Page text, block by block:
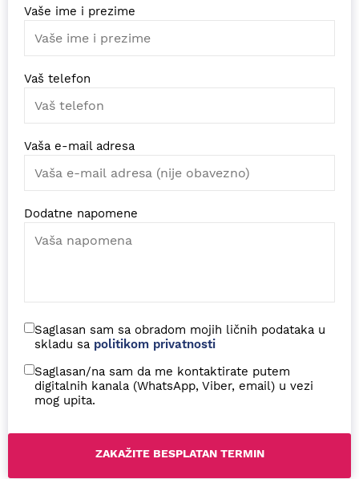
Vaše ime i prezime
Vaš telefon
Vaša e-mail adresa
Dodatne napomene
Saglasan sam sa obradom mojih ličnih podataka u
skladu sa politikom privatnosti
Saglasan/na sam da me kontaktirate putem
digitalnih kanala (WhatsApp, Viber, email) u vezi
mog upita.